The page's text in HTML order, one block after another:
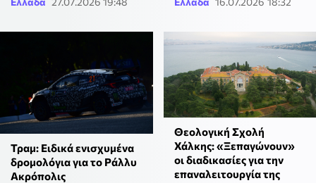
Τραμ: Ειδικά ενισχυμένα
δρομολόγια για το Ράλλυ
Ακρόπολις
Θεολογική Σχολή
Χάλκης: «Ξεπαγώνουν»
οι διαδικασίες για την
επαναλειτουργία της